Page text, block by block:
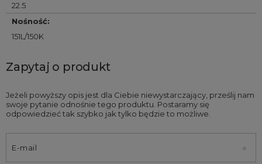
22.5
Nośność:
151L/150K
Zapytaj o produkt
Jeżeli powyższy opis jest dla Ciebie niewystarczający, prześlij nam
swoje pytanie odnośnie tego produktu. Postaramy się
odpowiedzieć tak szybko jak tylko będzie to możliwe.
E-mail